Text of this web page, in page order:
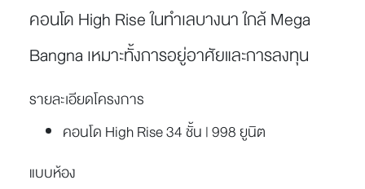
คอนโด High Rise ในทำเลบางนา ใกล้ Mega
Bangna เหมาะทั้งการอยู่อาศัยและการลงทุน
รายละเอียดโครงการ
คอนโด High Rise 34 ชั้น | 998 ยูนิต
แบบห้อง